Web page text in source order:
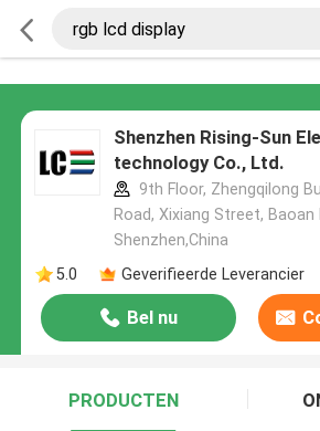
Shenzhen Rising-Sun
technology Co., Ltd.
9th Floor, Zhengqilong
Road, Xixiang Street,
Shenzhen,China
5.0
Geverifieerde Leverancier
Bel nu
PRODUCTEN